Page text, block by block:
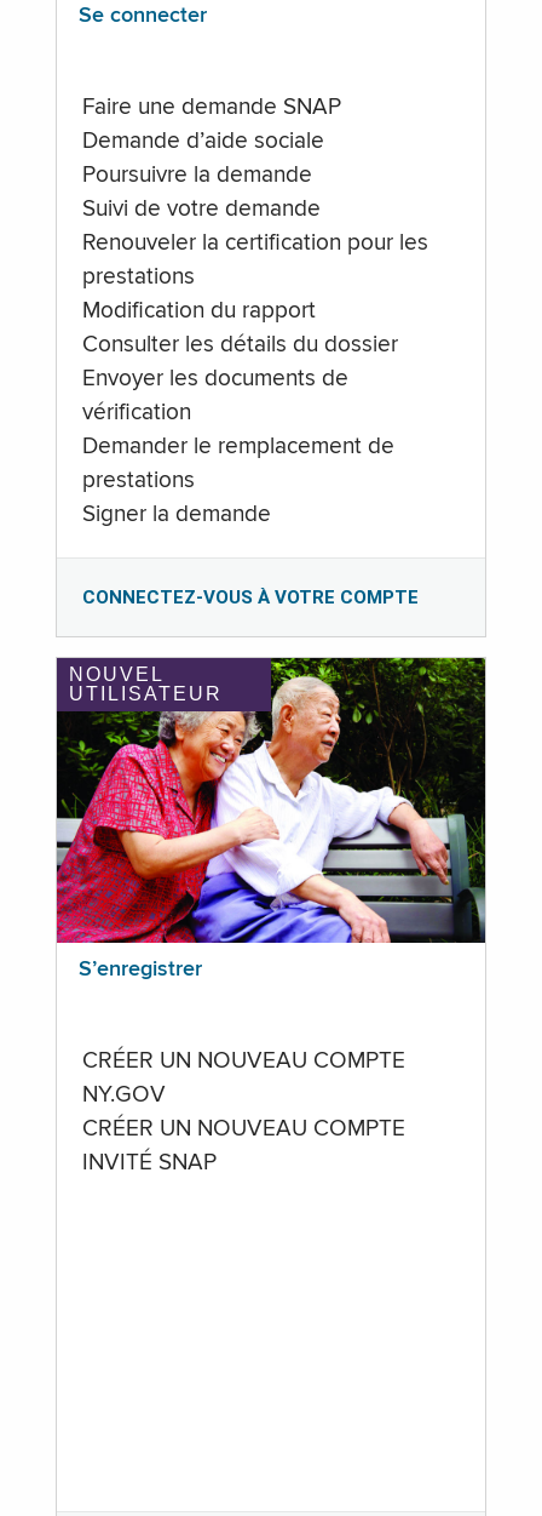
Se connecter
Faire une demande SNAP
Demande d’aide sociale
Poursuivre la demande
Suivi de votre demande
Renouveler la certification pour les
prestations
Modification du rapport
Consulter les détails du dossier
Envoyer les documents de
vérification
Demander le remplacement de
prestations
Signer la demande
CONNECTEZ-VOUS À VOTRE COMPTE
NOUVEL
UTILISATEUR
S’enregistrer
CRÉER UN NOUVEAU COMPTE
NY.GOV
CRÉER UN NOUVEAU COMPTE
INVITÉ SNAP